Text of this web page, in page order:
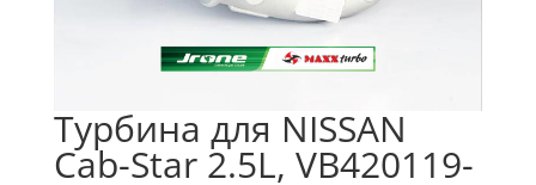
Турбина для NISSAN
Cab-Star 2.5L, VB420119-